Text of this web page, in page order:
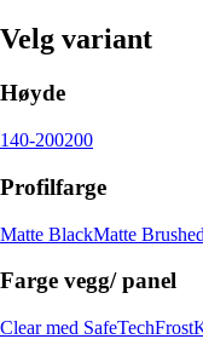
Velg variant
Høyde
140-200200
Profilfarge
Matte BlackMatte Brushed
Farge vegg/ panel
Clear med SafeTechFrost